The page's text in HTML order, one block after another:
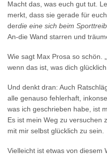
Macht das, was euch gut tut.
merkt, dass sie gerade für
derdie eine sich beim
An-die Wand starren und
Wie sagt Max Prosa so schön.
wenn das ist, was dich glücklich
Und denkt dran: Auch
alle genauso fehlerhaft,
was ich geschrieben habe, ist
Es ist mein Weg zu versuchen
mit mir selbst glücklich zu sein.
Vielleicht ist etwas von diesem